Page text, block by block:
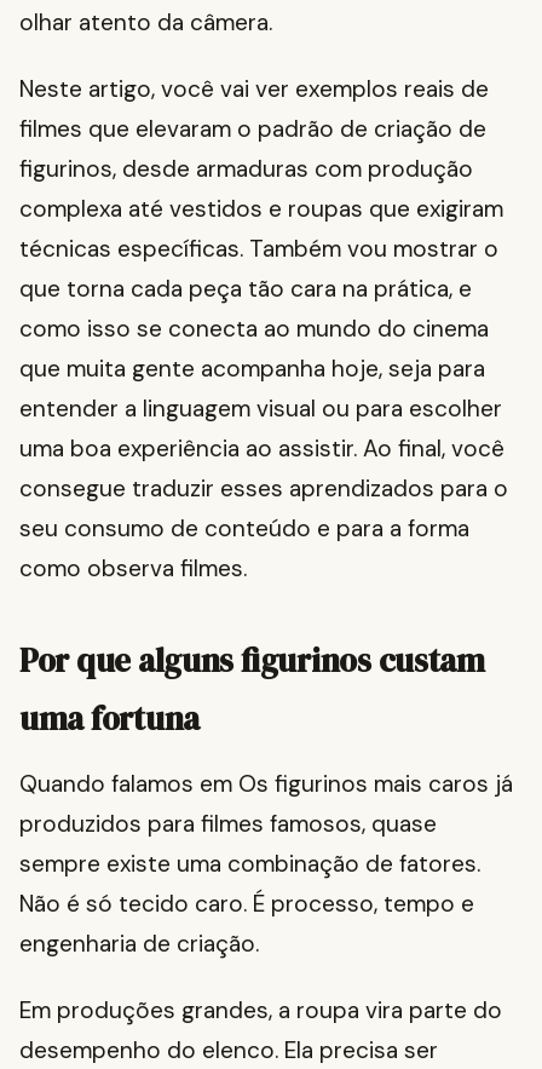
olhar atento da câmera.
Neste artigo, você vai ver exemplos reais de
filmes que elevaram o padrão de criação de
figurinos, desde armaduras com produção
complexa até vestidos e roupas que exigiram
técnicas específicas. Também vou mostrar o
que torna cada peça tão cara na prática, e
como isso se conecta ao mundo do cinema
que muita gente acompanha hoje, seja para
entender a linguagem visual ou para escolher
uma boa experiência ao assistir. Ao final, você
consegue traduzir esses aprendizados para o
seu consumo de conteúdo e para a forma
como observa filmes.
Por que alguns figurinos custam
uma fortuna
Quando falamos em Os figurinos mais caros já
produzidos para filmes famosos, quase
sempre existe uma combinação de fatores.
Não é só tecido caro. É processo, tempo e
engenharia de criação.
Em produções grandes, a roupa vira parte do
desempenho do elenco. Ela precisa ser